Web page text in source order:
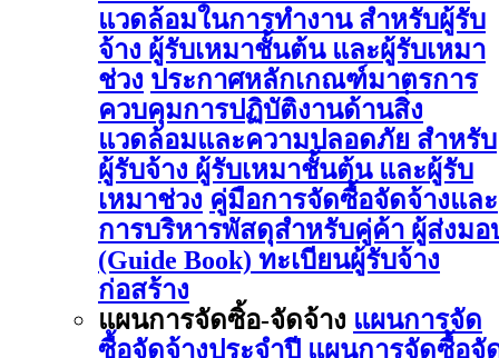
แวดล้อมในการทำงาน สำหรับผู้รับ
จ้าง ผู้รับเหมาชั้นต้น และผู้รับเหมา
ช่วง ประกาศหลักเกณฑ์มาตรการ
ควบคุมการปฏิบัติงานด้านสิ่ง
แวดล้อมและความปลอดภัย สำหรับ
ผู้รับจ้าง ผู้รับเหมาชั้นต้น และผู้รับ
เหมาช่วง คู่มือการจัดซื้อจัดจ้างและ
การบริหารพัสดุสำหรับคู่ค้า ผู้ส่งมอ
(Guide Book) ทะเบียนผู้รับจ้าง
ก่อสร้าง
แผนการจัดซิ้อ-จัดจ้าง แผนการจัด
ซื้อจัดจ้างประจำปี แผนการจัดซื้อจั